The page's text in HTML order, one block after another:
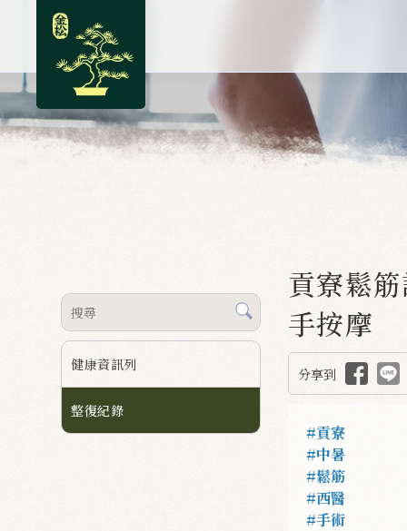
健康資訊列
整復紀錄
貢寮鬆
手按摩
分享到
#貢寮
#中暑
#鬆筋
#西醫
#手術